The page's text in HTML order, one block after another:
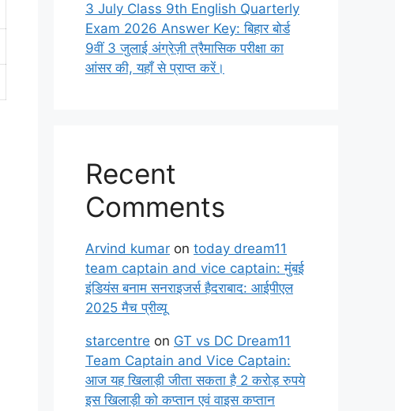
3 July Class 9th English Quarterly
Exam 2026 Answer Key: बिहार बोर्ड
9वीं 3 जुलाई अंग्रेज़ी त्रैमासिक परीक्षा का
आंसर की, यहाँ से प्राप्त करें।
Recent
Comments
Arvind kumar on today dream11
team captain and vice captain: मुंबई
इंडियंस बनाम सनराइजर्स हैदराबाद: आईपीएल
2025 मैच प्रीव्यू
starcentre on GT vs DC Dream11
Team Captain and Vice Captain:
आज यह खिलाड़ी जीता सकता है 2 करोड़ रुपये
इस खिलाड़ी को कप्तान एवं वाइस कप्तान